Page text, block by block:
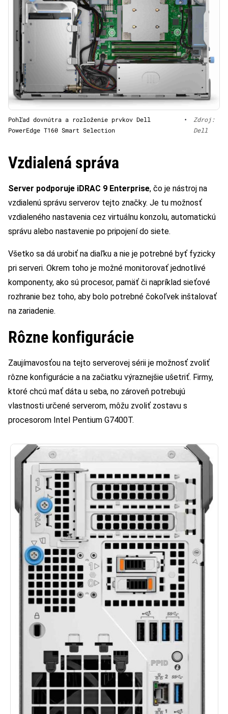
Pohľad dovnútra a rozloženie prvkov Dell
PowerEdge T160 Smart Selection
•
Zdroj:
Dell
Vzdialená správa
Server podporuje iDRAC 9 Enterprise, čo je nástroj na
vzdialenú správu serverov tejto značky. Je tu možnosť
vzdialeného nastavenia cez virtuálnu konzolu, automatickú
správu alebo nastavenie po pripojení do siete.
Všetko sa dá urobiť na diaľku a nie je potrebné byť fyzicky
pri serveri. Okrem toho je možné monitorovať jednotlivé
komponenty, ako sú procesor, pamäť či napríklad sieťové
rozhranie bez toho, aby bolo potrebné čokoľvek inštalovať
na zariadenie.
Rôzne konfigurácie
Zaujímavosťou na tejto serverovej sérii je možnosť zvoliť
rôzne konfigurácie a na začiatku výraznejšie ušetriť. Firmy,
ktoré chcú mať dáta u seba, no zároveň potrebujú
vlastnosti určené serverom, môžu zvoliť zostavu s
procesorom Intel Pentium G7400T.